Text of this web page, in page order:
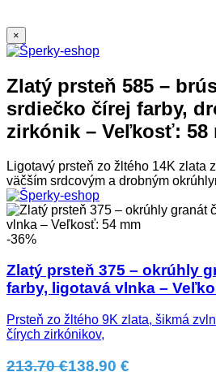
×
Zlatý prsteň 585 –
srdiečko čírej farby,
zirkónik – Veľkosť: 58
Ligotavý prsteň zo žltého 14K zlata
väčším srdcovým a drobným
-36%
Zlatý prsteň 375 – okrúhly
farby, ligotavá vlnka –
Prsteň zo žltého 9K zlata, šikmá
čírych zirkónikov,
213.70 €138.90 €